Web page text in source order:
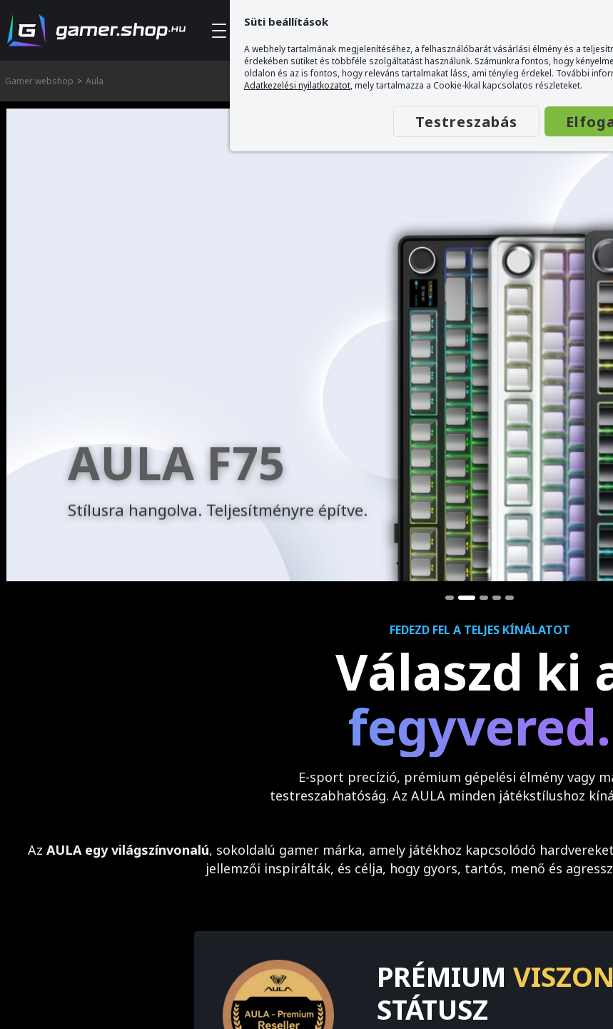
Kategóriák
Gamer webshop > Aula
AULA F75
Stílusra hangolva. Teljesítményre építve.
FEDEZD FEL A TELJES KÍNÁLATOT
Válaszd ki
fegyvered.
E-sport precízió, prémium gépelési élmény vagy
testreszabhatóság. Az AULA minden játékstílushoz
Az AULA egy világszínvonalú, sokoldalú gamer márka, amely játékhoz kapcsolódó
jellemzői inspirálták, és célja, hogy gyors, tartós, menő és
PRÉMIUM
STÁTUSZ
Süti beállítások
A webhely tartalmának megjelenítéséhez, a felhasználóbarát vásárlási élmény és a
érdekében sütiket és többféle szolgáltatást használunk. Számunkra fontos, hogy
oldalon és az is fontos, hogy releváns tartalmakat láss, ami tényleg érdekel. További
Adatkezelési nyilatkozatot, mely tartalmazza a Cookie-kkal kapcsolatos részleteket.
Testreszabás